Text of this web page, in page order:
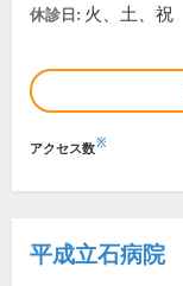
休診日: 火、土、祝
アクセス数※
平成立石病院